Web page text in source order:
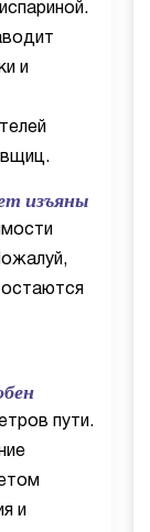
и
изъяны
пути.
и